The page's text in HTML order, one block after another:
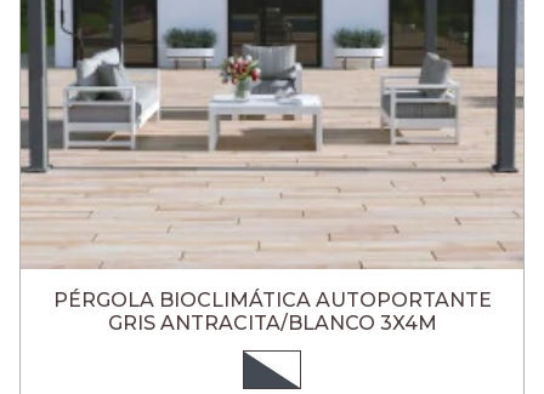
PÉRGOLA BIOCLIMÁTICA AUTOPORTANTE
GRIS ANTRACITA/BLANCO 3X4M